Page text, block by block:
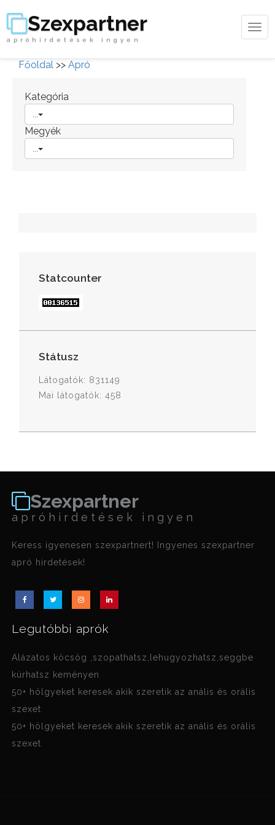
Szexpartner
apróhirdetések ingyen
Főoldal >> Apró
Kategória
Megyék
Statcounter
Státusz
Látogatók: 831149
Mai látogatók: 458
Szexpartner
apróhirdetések ingyen
Keress igyenesen szexpartnert! Ingyenes szexpartner
apró hirdetések!
Legutóbbi aprók
Alázatos köcsög ,szopathatsz,lehugyozhatsz,seggbe
kúrhatsz keményen
50+ hölgyeket keresek akik szeretik az anális és orális
szexet
50+ hölgyeket keresek akik szeretik az anális és orális
szexet